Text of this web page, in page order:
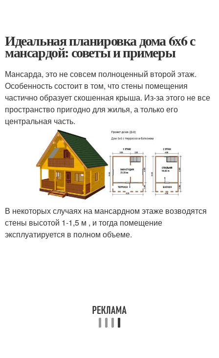
Идеальная планировка дома 6х6 с
мансардой: советы и примеры
Мансарда, это не совсем полноценный второй этаж.
Особенность состоит в том, что стены помещения
частично образует скошенная крыша. Из-за этого не все
пространство пригодно для жилья, а только его
центральная часть.
В некоторых случаях на мансардном этаже возводятся
стены высотой 1-1,5 м , и тогда помещение
эксплуатируется в полном объеме.